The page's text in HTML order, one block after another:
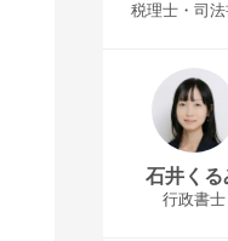
税理士・司
石井くる
行政書士